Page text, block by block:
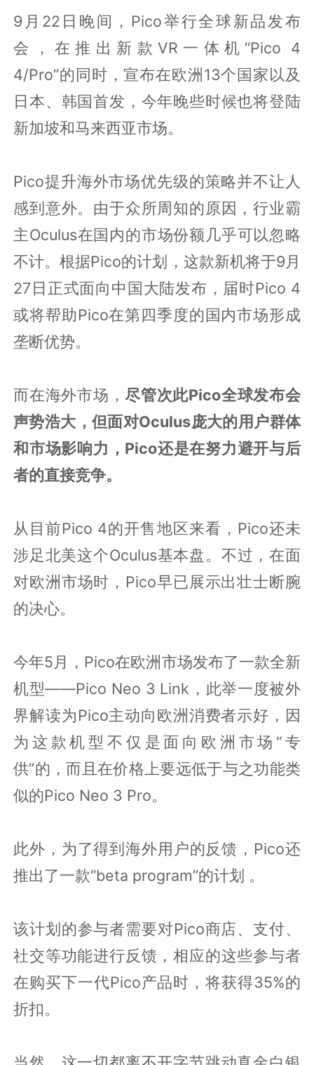
9月22日晚间，Pico举行全球新品发布
会，在推出新款VR一体机“Pico 4
4/Pro”的同时，宣布在欧洲13个国家以及
日本、韩国首发，今年晚些时候也将登陆
新加坡和马来西亚市场。
Pico提升海外市场优先级的策略并不让人
感到意外。由于众所周知的原因，行业霸
主Oculus在国内的市场份额几乎可以忽略
不计。根据Pico的计划，这款新机将于9月
27日正式面向中国大陆发布，届时Pico 4
或将帮助Pico在第四季度的国内市场形成
垄断优势。
而在海外市场，尽管次此Pico全球发布会
声势浩大，但面对Oculus庞大的用户群体
和市场影响力，Pico还是在努力避开与后
者的直接竞争。
从目前Pico 4的开售地区来看，Pico还未
涉足北美这个Oculus基本盘。不过，在面
对欧洲市场时，Pico早已展示出壮士断腕
的决心。
今年5月，Pico在欧洲市场发布了一款全新
机型——Pico Neo 3 Link，此举一度被外
界解读为Pico主动向欧洲消费者示好，因
为这款机型不仅是面向欧洲市场“专
供”的，而且在价格上要远低于与之功能类
似的Pico Neo 3 Pro。
此外，为了得到海外用户的反馈，Pico还
推出了一款“beta program”的计划 。
该计划的参与者需要对Pico商店、支付、
社交等功能进行反馈，相应的这些参与者
在购买下一代Pico产品时，将获得35%的
折扣。